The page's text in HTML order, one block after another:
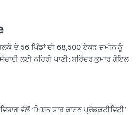
ਦੇ 56 ਪਿੰਡਾਂ ਦੀ 68,500 ਏਕੜ ਜ਼ਮੀਨ ਨੂੰ
ਲਈ ਨਹਿਰੀ ਪਾਣੀ: ਬਰਿੰਦਰ ਕੁਮਾਰ ਗੋਇਲ
ਵੱਲੋਂ ‘ਮਿਸ਼ਨ ਫਾਰ ਕਾਟਨ ਪ੍ਰੋਡਕਟੀਵਿਟੀ’